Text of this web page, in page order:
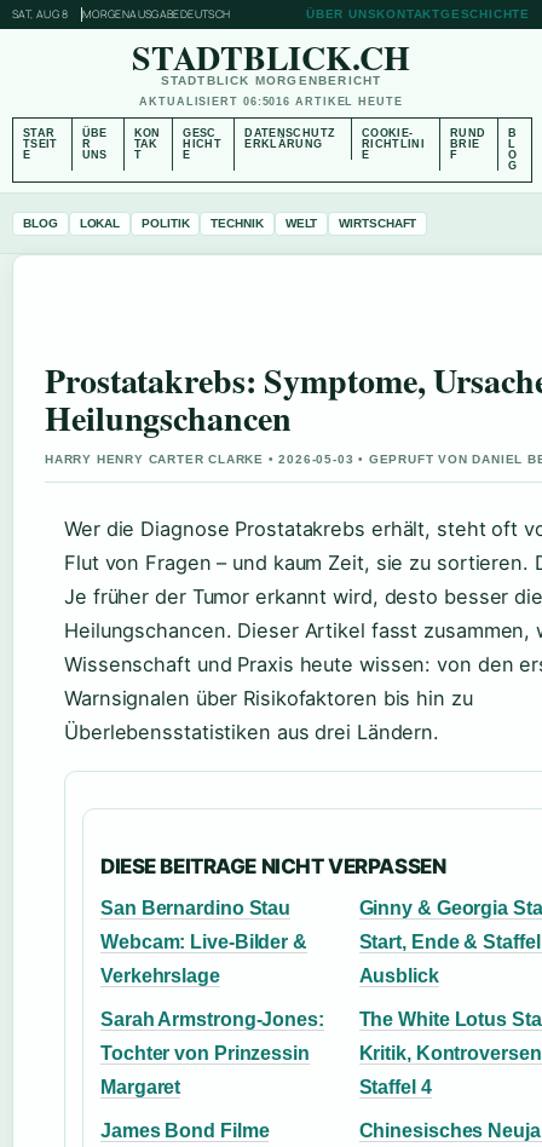
SAT, AUG 8 MORGENAUSGABEDEUTSCH ÜBER UNSKONTAKTGESCHICHTE
STADTBLICK.CH
STADTBLICK MORGENBERICHT
AKTUALISIERT 06:5016 ARTIKEL HEUTE
STAR
TSEIT
E
ÜBE
R
UNS
KON
TAK
T
GESC
HICHT
E
DATENSCHUTZ
ERKLÄRUNG
COOKIE-
RICHTLINI
E
RUND
BRIE
F
B
L
O
G
BLOG LOKAL POLITIK TECHNIK WELT WIRTSCHAFT
Prostatakrebs: Symptome,
Heilungschancen
HARRY HENRY CARTER CLARKE • 2026-05-03 • GEPRUFT VON DANIEL
Wer die Diagnose Prostatakrebs erhält, steht oft
Flut von Fragen – und kaum Zeit, sie zu sortieren.
Je früher der Tumor erkannt wird, desto besser die
Heilungschancen. Dieser Artikel fasst zusammen,
Wissenschaft und Praxis heute wissen: von den
Warnsignalen über Risikofaktoren bis hin zu
Überlebensstatistiken aus drei Ländern.
DIESE BEITRAGE NICHT VERPASSEN
San Bernardino Stau
Webcam: Live-Bilder &
Verkehrslage
Ginny & Georgia
Start, Ende &
Ausblick
Sarah Armstrong-Jones:
Tochter von Prinzessin
Margaret
The White Lotus
Kritik,
Staffel 4
James Bond Filme
Chinesisches